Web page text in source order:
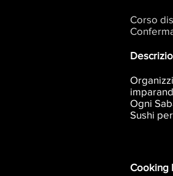
Corso
Ogni
Sushi
Cooking